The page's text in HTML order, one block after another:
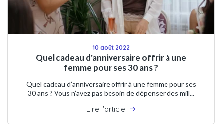
10 août 2022
Quel cadeau d'anniversaire offrir à une
femme pour ses 30 ans ?
Quel cadeau d’anniversaire offrir à une femme pour ses
30 ans ? Vous n’avez pas besoin de dépenser des mill...
Lire l'article